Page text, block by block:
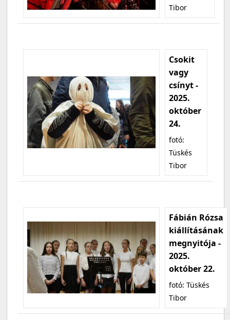
Tibor
Csokit
vagy
csínyt -
2025.
október
24.
fotó:
Tüskés
Tibor
Fábián Rózsa
kiállításának
megnyitója -
2025.
október 22.
fotó: Tüskés
Tibor